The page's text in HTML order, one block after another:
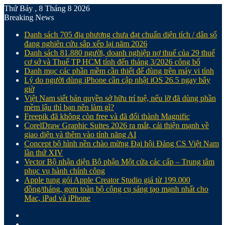
Thứ Bảy , 8 Tháng 8 2026
Breaking News
Danh sách 705 địa phương chưa đạt chuẩn diện tích / dân số
đang nghiên cứu sắp xếp lại năm 2026
Danh sách 81.880‬ người, doanh nghiệp nợ thuế của 29 thuế
cơ sở và Thuế TP HCM tính đến tháng 3/2026 công bố
Danh mục các phần mềm cần thiết để dùng trên máy vi tính
Lý do người dùng iPhone cần cập nhật iOS 26.5 ngay bây
giờ
Việt Nam siết bản quyền sở hữu trí tuệ, nếu lỡ đã dùng phần
mềm lậu thì bạn nên làm gì?
Freepik đã không còn free và đã đổi thành Magnific
CorelDraw Graphic Suites 2026 ra mắt, cải thiện mạnh về
giao diện và thêm vào tính năng AI
Concept bộ hình nền chào mừng Đại hội Đảng CS Việt Nam
lần thứ XIV
Vector Bộ nhận diện Bộ phận Một cửa các cấp – Trung tâm
phục vụ hành chính công
Apple tung gói Apple Creator Studio giá từ 199.000
đồng/tháng, gom toàn bộ công cụ sáng tạo mạnh nhất cho
Mac, iPad và iPhone